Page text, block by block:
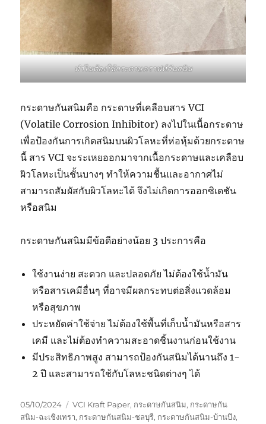
ทำไมต้องใช้กระดาษคราฟท์กันสนิม
กระดาษกันสนิมคือ กระดาษที่เคลือบสาร VCI
(Volatile Corrosion Inhibitor) ลงไปในเนื้อกระดาษ
เพื่อป้องกันการเกิดสนิมบนผิวโลหะที่ห่อหุ้มด้วยกระดาษ
นี้ สาร VCI จะระเหยออกมาจากเนื้อกระดาษและเคลือบ
ผิวโลหะเป็นชั้นบางๆ ทำให้ความชื้นและอากาศไม่
สามารถสัมผัสกับผิวโลหะได้ จึงไม่เกิดการออกซิเดชัน
หรือสนิม
กระดาษกันสนิมมีข้อดีอย่างน้อย 3 ประการคือ
ใช้งานง่าย สะดวก และปลอดภัย ไม่ต้องใช้น้ำมัน
หรือสารเคมีอื่นๆ ที่อาจมีผลกระทบต่อสิ่งแวดล้อม
หรือสุขภาพ
ประหยัดค่าใช้จ่าย ไม่ต้องใช้พื้นที่เก็บน้ำมันหรือสาร
เคมี และไม่ต้องทำความสะอาดชิ้นงานก่อนใช้งาน
มีประสิทธิภาพสูง สามารถป้องกันสนิมได้นานถึง 1-
2 ปี และสามารถใช้กับโลหะชนิดต่างๆ ได้
Posted
on
05/10/2024 Tags
VCI Kraft Paper, กระดาษกันสนิม, กระดาษกัน
สนิม-ฉะเชิงเทรา, กระดาษกันสนิม-ชลบุรี, กระดาษกันสนิม-บ้านบึง,